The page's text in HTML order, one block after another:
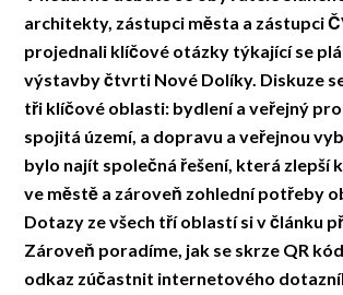
architekty, zástupci města a zástupci
projednali klíčové otázky týkající se
výstavby čtvrti Nové Dolíky. Diskuze
tři klíčové oblasti: bydlení a veřejný
spojitá území, a dopravu a veřejnou
bylo najít společná řešení, která zlepší
ve městě a zároveň zohlední potřeby
Dotazy ze všech tří oblastí si v článku
Zároveň poradíme, jak se skrze QR
odkaz zúčastnit internetového